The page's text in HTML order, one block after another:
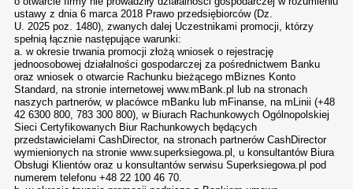
ustawy z dnia 6 marca 2018 Prawo przedsiębiorców (Dz.
U. 2025 poz. 1480), zwanych dalej Uczestnikami promocji, którzy
spełnią łącznie następujące warunki:
a. w okresie trwania promocji złożą wniosek o rejestrację
jednoosobowej działalności gospodarczej za pośrednictwem Banku
oraz wniosek o otwarcie Rachunku bieżącego mBiznes Konto
Standard, na stronie internetowej www.mBank.pl lub na stronach
naszych partnerów, w placówce mBanku lub mFinanse, na mLinii (+48
42 6300 800, 783 300 800), w Biurach Rachunkowych Ogólnopolskiej
Sieci Certyfikowanych Biur Rachunkowych będących
przedstawicielami CashDirector, na stronach partnerów CashDirector
wymienionych na stronie www.superksiegowa.pl, u konsultantów Biura
Obsługi Klientów oraz u konsultantów serwisu Superksiegowa.pl pod
numerem telefonu +48 22 100 46 70.